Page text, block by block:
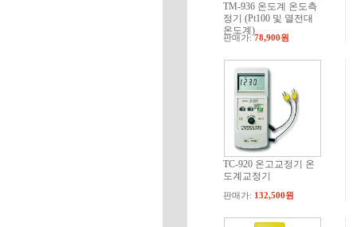
TM-936 온도계 온도측
정기 (Pt100 및 열전대
온도계)
판매가:78,900원
TC-920 온고교정기 온
도계교정기
판매가: 132,500원